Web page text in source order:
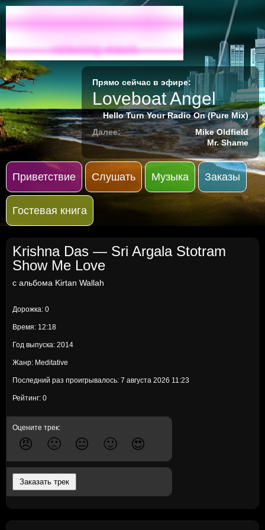
Radio-M
relaxing wave
Прямо сейчас в эфире:
Loveboat Angel
Hello Turn Your Radio On (Pure Mix)
Далее:
Mike Oldfield
Mr. Shame
Приветствие Слушать Музыка Заказы
Гостевая книга
Krishna Das — Sri Argala Stotram
Show Me Love
с альбома Kirtan Wallah
Дорожка: 0
Время: 12:18
Год выпуска: 2014
Жанр: Meditative
Последний раз проигрывалось: 7 августа 2026 11:23
Рейтинг: 0
Оцените трек:
😠 🙁 😐 🙂 😍
Заказать трек